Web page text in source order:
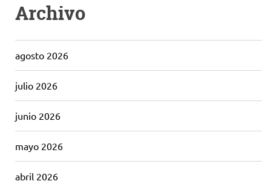
Archivo
agosto 2026
julio 2026
junio 2026
mayo 2026
abril 2026